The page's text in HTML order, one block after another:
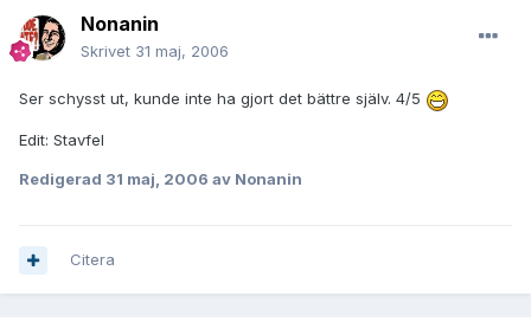
Nonanin
Skrivet 31 maj, 2006
Ser schysst ut, kunde inte ha gjort det bättre själv. 4/5
Edit: Stavfel
Redigerad 31 maj, 2006 av Nonanin
Citera